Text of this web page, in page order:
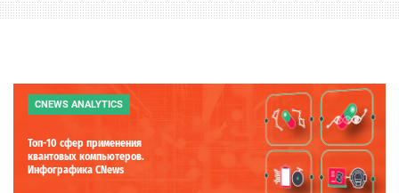
CNEWS ANALYTICS
Топ-10 сфер применения
квантовых компьютеров.
Инфографика CNews